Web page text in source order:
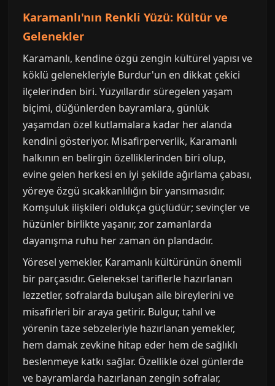
Karamanlı'nın Renkli Yüzü: Kültür ve
Gelenekler
Karamanlı, kendine özgü zengin kültürel yapısı ve
köklü gelenekleriyle Burdur'un en dikkat çekici
ilçelerinden biri. Yüzyıllardır süregelen yaşam
biçimi, düğünlerden bayramlara, günlük
yaşamdan özel kutlamalara kadar her alanda
kendini gösteriyor. Misafirperverlik, Karamanlı
halkının en belirgin özelliklerinden biri olup,
evine gelen herkesi en iyi şekilde ağırlama çabası,
yöreye özgü sıcakkanlılığın bir yansımasıdır.
Komşuluk ilişkileri oldukça güçlüdür; sevinçler ve
hüzünler birlikte yaşanır, zor zamanlarda
dayanışma ruhu her zaman ön plandadır.
Yöresel yemekler, Karamanlı kültürünün önemli
bir parçasıdır. Geleneksel tariflerle hazırlanan
lezzetler, sofralarda buluşan aile bireylerini ve
misafirleri bir araya getirir. Bulgur, tahıl ve
yörenin taze sebzeleriyle hazırlanan yemekler,
hem damak zevkine hitap eder hem de sağlıklı
beslenmeye katkı sağlar. Özellikle özel günlerde
ve bayramlarda hazırlanan zengin sofralar,